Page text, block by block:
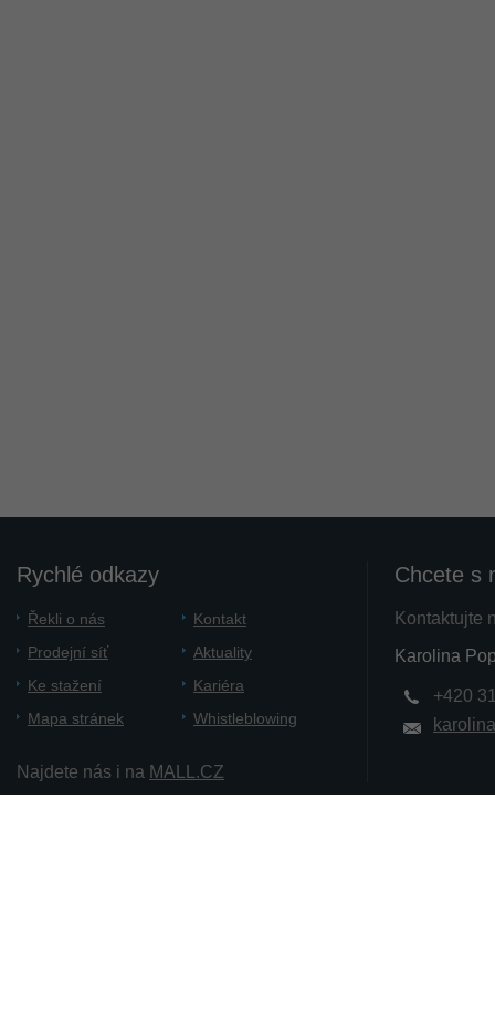
Rychlé odkazy
Řekli o nás
Kontakt
Prodejní síť
Aktuality
Ke stažení
Kariéra
Mapa stránek
Whistleblowing
Najdete nás i na MALL.CZ
Chcete s
Kontaktujte
Karolina
+420